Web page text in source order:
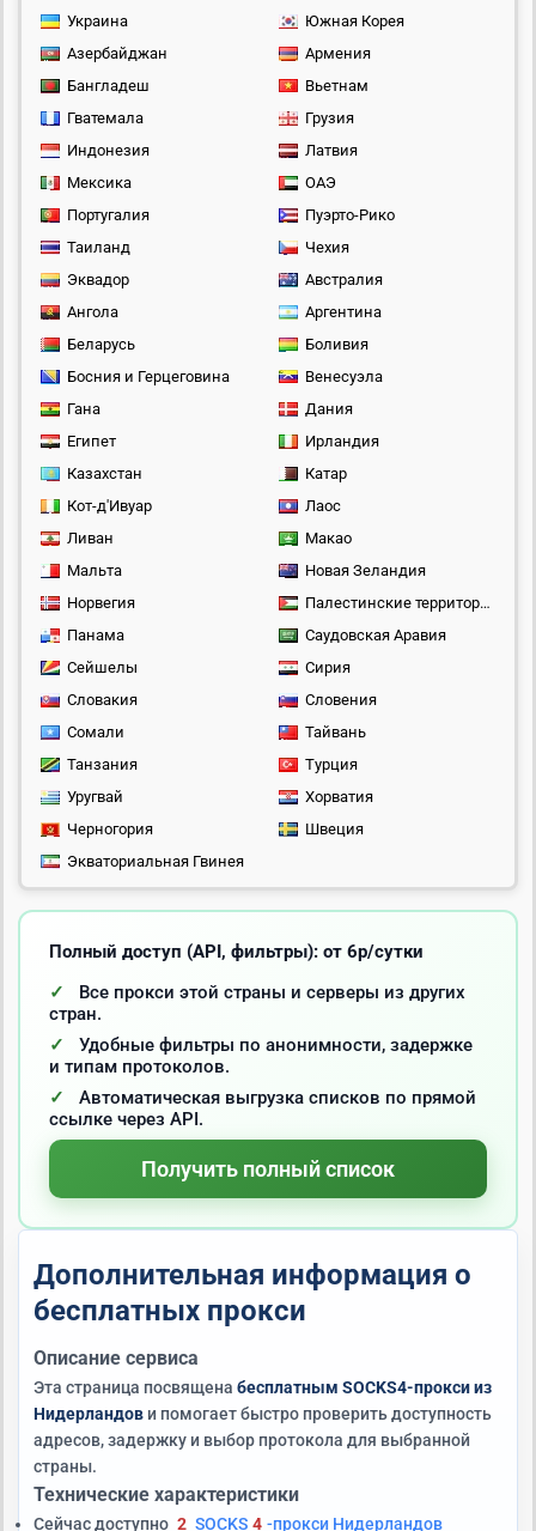
Украина
Южная Корея
Азербайджан
Армения
Бангладеш
Вьетнам
Гватемала
Грузия
Индонезия
Латвия
Мексика
ОАЭ
Португалия
Пуэрто-Рико
Таиланд
Чехия
Эквадор
Австралия
Ангола
Аргентина
Беларусь
Боливия
Босния и Герцеговина
Венесуэла
Гана
Дания
Египет
Ирландия
Казахстан
Катар
Кот-д'Ивуар
Лаос
Ливан
Макао
Мальта
Новая Зеландия
Норвегия
Палестинские территории
Панама
Саудовская Аравия
Сейшелы
Сирия
Словакия
Словения
Сомали
Тайвань
Танзания
Турция
Уругвай
Хорватия
Черногория
Швеция
Экваториальная Гвинея
Полный доступ (API, фильтры): от 6р/сутки
Все прокси этой страны и серверы из других
стран.
Удобные фильтры по анонимности, задержке
и типам протоколов.
Автоматическая выгрузка списков по прямой
ссылке через API.
Получить полный список
Дополнительная информация о
бесплатных прокси
Описание сервиса
Эта страница посвящена бесплатным SOCKS4-прокси из
Нидерландов и помогает быстро проверить доступность
адресов, задержку и выбор протокола для выбранной
страны.
Технические характеристики
Сейчас доступно 2 SOCKS 4 -прокси Нидерландов